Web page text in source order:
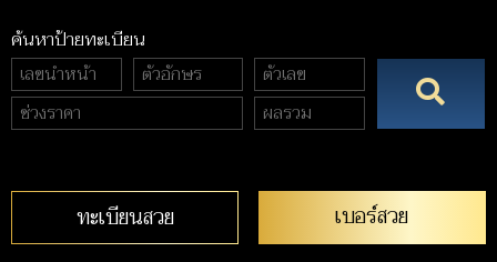
ค้นหาป้ายทะเบียน
ทะเบียนสวย เบอร์สวย